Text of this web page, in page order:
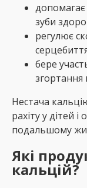
допомагає
зуби
регулює
бере
згортання
Нестача
рахіту у дітей
подальшому
Які
кальцій?